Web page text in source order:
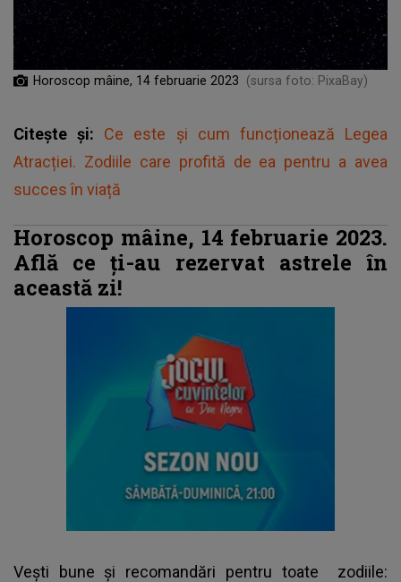
Horoscop mâine, 14 februarie 2023 (sursa foto: PixaBay)
Citește și: Ce este și cum funcționează Legea
Atracției. Zodiile care profită de ea pentru a avea
succes în viață
Horoscop mâine, 14 februarie 2023.
Află ce ți-au rezervat astrele în
această zi!
Vești bune și recomandări pentru toate zodiile: